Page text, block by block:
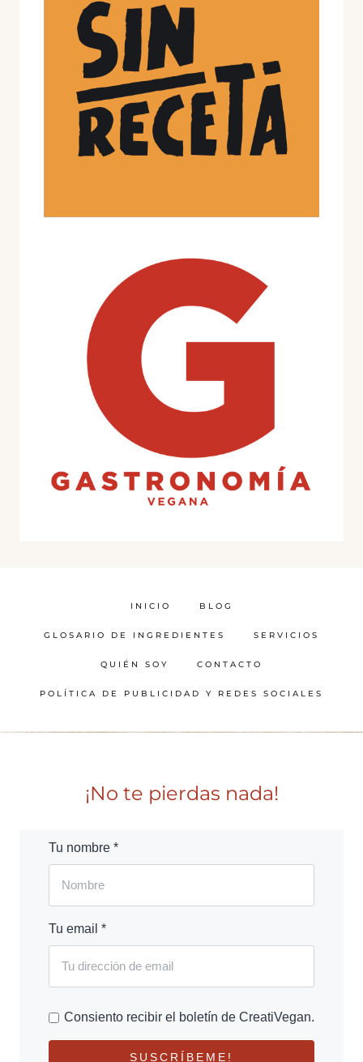
INICIO BLOG
GLOSARIO DE INGREDIENTES SERVICIOS
QUIÉN SOY CONTACTO
POLÍTICA DE PUBLICIDAD Y REDES SOCIALES
¡No te pierdas nada!
Tu nombre *
Tu email *
Consiento recibir el boletín de CreatiVegan.
SUSCRÍBEME!